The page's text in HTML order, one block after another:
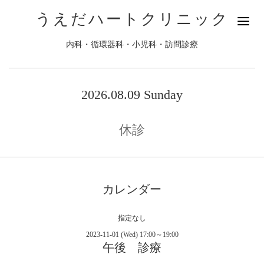
うえだハートクリニック
内科・循環器科・小児科・訪問診療
2026.08.09 Sunday
休診
カレンダー
指定なし
2023-11-01 (Wed) 17:00～19:00
午後 診療